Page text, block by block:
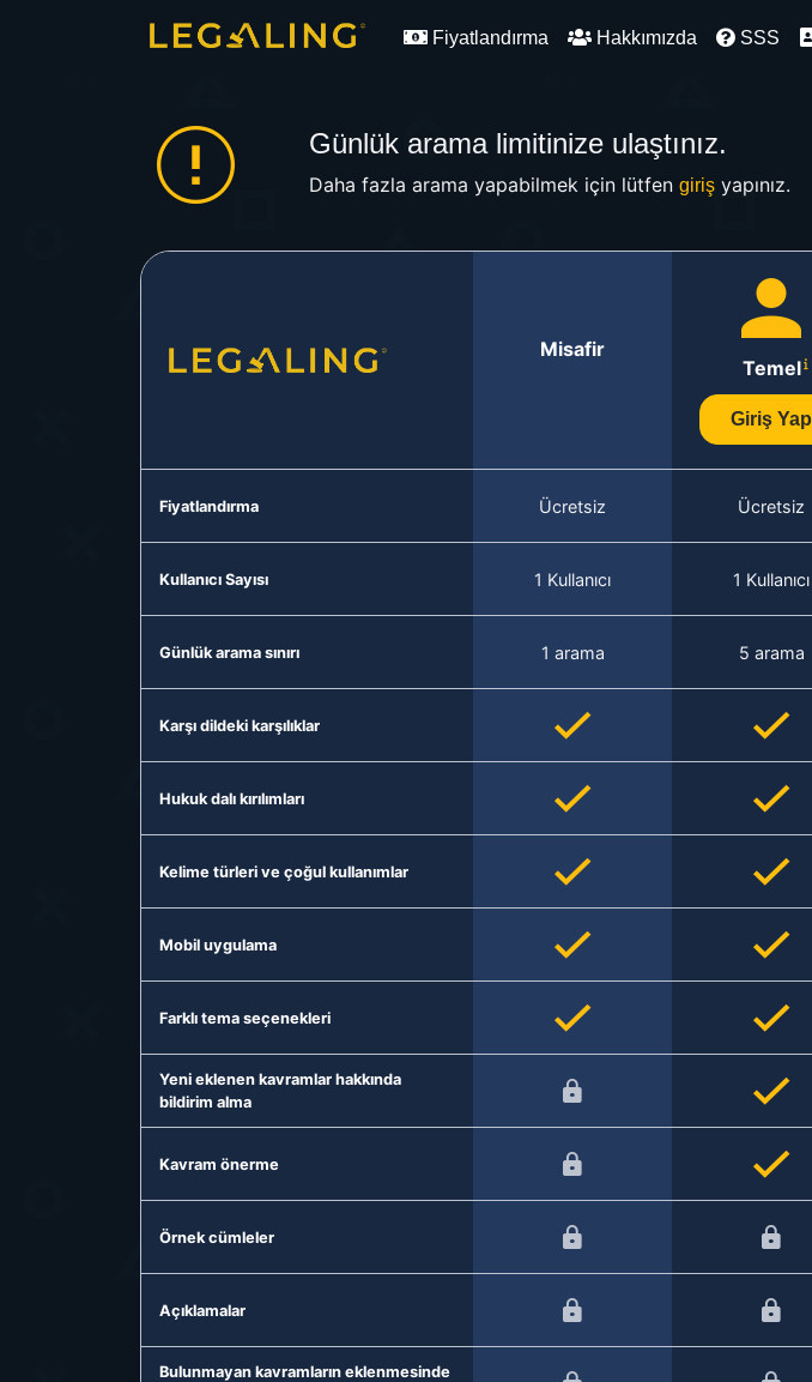
Fiyatlandırma Hakkımızda SSS
Günlük arama limitinize ulaştınız.
Daha fazla arama yapabilmek için lütfen girişyapınız.
Misafir
Temel
Giriş Yap
Fiyatlandırma Ücretsiz Ücretsiz
Kullanıcı Sayısı 1 Kullanıcı 1 Kullanıcı
Günlük arama sınırı 1 arama 5 arama
Karşı dildeki karşılıklar
Hukuk dalı kırılımları
Kelime türleri ve çoğul kullanımlar
Mobil uygulama
Farklı tema seçenekleri
Yeni eklenen kavramlar hakkında
bildirim alma
Kavram önerme
Örnek cümleler
Açıklamalar
Bulunmayan kavramların eklenmesinde